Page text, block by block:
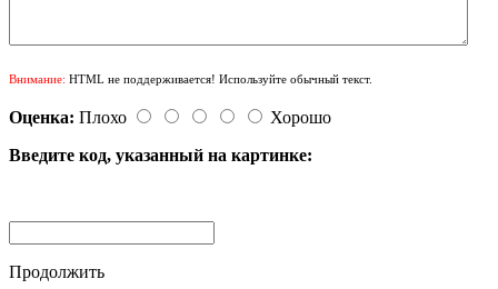
Внимание: HTML не поддерживается! Используйте обычный текст.
Оценка: Плохо
Хорошо
Введите код, указанный на картинке:
Продолжить